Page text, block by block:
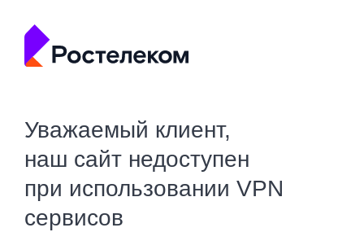
Уважаемый клиент,
наш сайт недоступен
при использовании VPN
сервисов